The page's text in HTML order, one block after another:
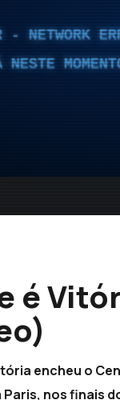
NETWORK
NESTE
é
encheu o
Paris, nos finais